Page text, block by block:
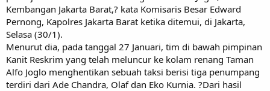
Kembangan Jakarta Barat,? kata Komisaris Besar Edward
Pernong, Kapolres Jakarta Barat ketika ditemui, di Jakarta,
Selasa (30/1).
Menurut dia, pada tanggal 27 Januari, tim di bawah pimpinan
Kanit Reskrim yang telah meluncur ke kolam renang Taman
Alfo Joglo menghentikan sebuah taksi berisi tiga penumpang
terdiri dari Ade Chandra, Olaf dan Eko Kurnia. ?Dari hasil